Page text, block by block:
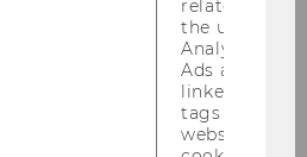
Intelligenz und
related
the user. If
Analytics and
Ads accounts
linked, the
tags on the
website read